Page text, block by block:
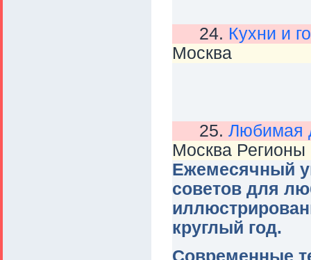
24. Кухни и
Москва
25. Любимая
Москва Регионы
Ежемесячный
советов для
круглый год.